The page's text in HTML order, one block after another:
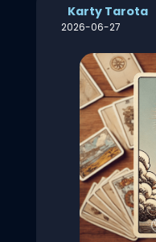
Karty Tarota
2026-06-27